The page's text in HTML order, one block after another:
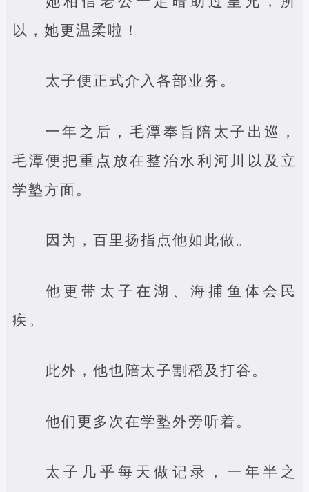
以，她更温柔啦！
太子便正式介入各部业务。
一年之后，毛潭奉旨陪太子出巡，
毛潭便把重点放在整治水利河川以及立
学塾方面。
因为，百里扬指点他如此做。
他更带太子在湖、海捕鱼体会民
疾。
此外，他也陪太子割稻及打谷。
他们更多次在学塾外旁听着。
太子几乎每天做记录，一年半之